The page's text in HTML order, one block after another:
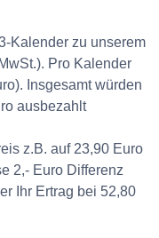
Kalender zu unserem
Pro Kalender
Insgesamt würden
ausbezahlt
z.B. auf 23,90 Euro
2,- Euro Differenz
Ihr Ertrag bei 52,80